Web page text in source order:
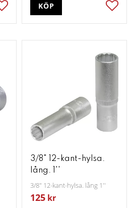
Lägg till i favoriter
KÖP
3/8" 12-kant-hylsa.
lång. 1''
3/8" 12-kant-hylsa. lång 1''
125 kr